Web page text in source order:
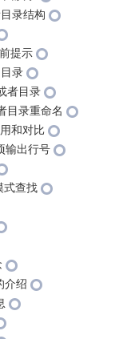
录结构
提示
录
者目录
目录重命名
和对比
输出行号
式查找
介绍